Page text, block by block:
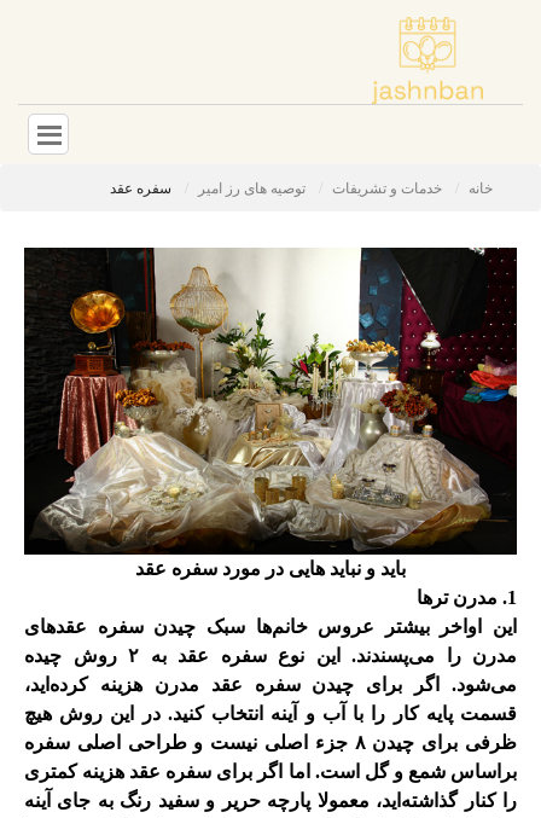
خانه خدمات و تشریفات توصیه های رز امیر سفره عقد
باید و نباید هایی در مورد سفره عقد
1. مدرن تر‌ها
این اواخر بیشتر عروس خانم‌ها سبک چیدن سفره عقد‌های
مدرن را می‌پسندند. این نوع سفره عقد به ۲ روش چیده
می‌شود. اگر برای چیدن سفره عقد مدرن هزینه کرده‌اید،
قسمت پایه کار را با آب و آینه انتخاب کنید. در این روش هیچ
ظرفی برای چیدن ۸ جزء اصلی نیست و طراحی اصلی سفره
براساس شمع و گل است. اما اگر برای سفره عقد هزینه کمتری
را کنار گذاشته‌اید، معمولا پارچه حریر و سفید رنگ به جای آینه